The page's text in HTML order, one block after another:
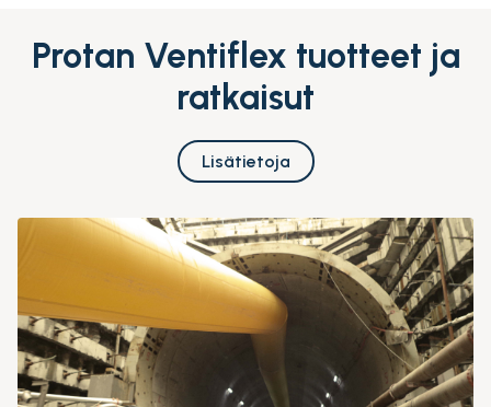
Protan Ventiflex tuotteet ja
ratkaisut
Lisätietoja